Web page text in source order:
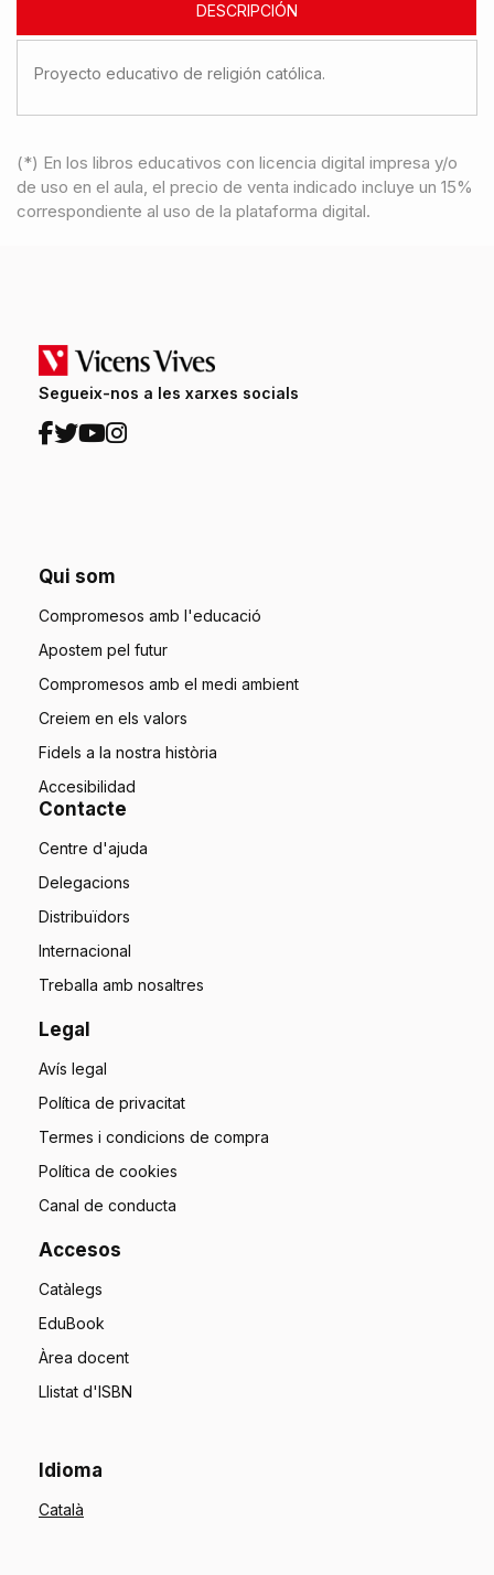
DESCRIPCIÓN
Proyecto educativo de religión católica.
(*) En los libros educativos con licencia digital impresa y/o
de uso en el aula, el precio de venta indicado incluye un 15%
correspondiente al uso de la plataforma digital.
Segueix-nos a les xarxes socials
Qui som
Compromesos amb l'educació
Apostem pel futur
Compromesos amb el medi ambient
Creiem en els valors
Fidels a la nostra història
Accesibilidad
Contacte
Centre d'ajuda
Delegacions
Distribuïdors
Internacional
Treballa amb nosaltres
Legal
Avís legal
Política de privacitat
Termes i condicions de compra
Política de cookies
Canal de conducta
Accesos
Catàlegs
EduBook
Àrea docent
Llistat d'ISBN
Idioma